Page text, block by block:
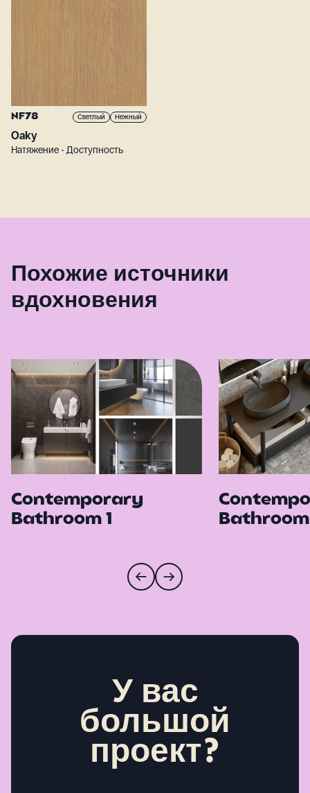
NF78 Светлый Нежный
Oaky
Натяжение • Доступность
Похожие источники
вдохновения
Contemporary
Bathroom 1
У вас
большой
проект?